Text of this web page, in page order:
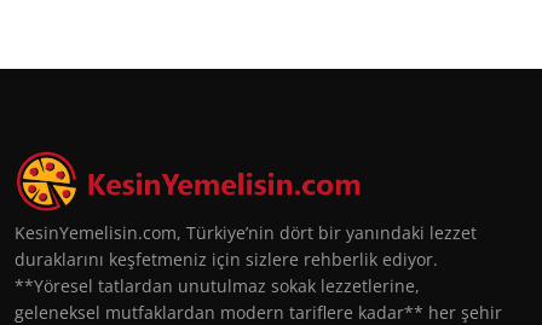
KesinYemelisin.com, Türkiye’nin dört bir yanındaki lezzet
duraklarını keşfetmeniz için sizlere rehberlik ediyor.
**Yöresel tatlardan unutulmaz sokak lezzetlerine,
geleneksel mutfaklardan modern tariflere kadar** her şehir